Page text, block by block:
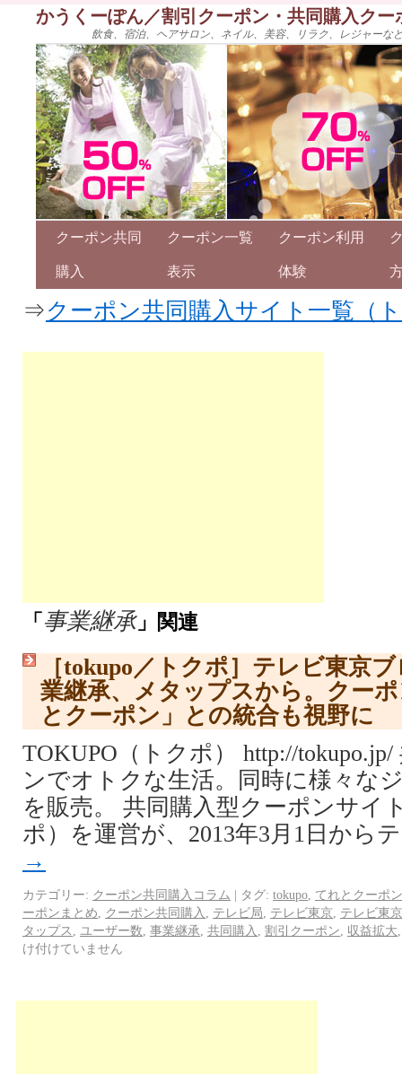
かうくーぽん／割引クーポン・共同購入ク
飲食、宿泊、ヘアサロン、ネイル、美容、リラク、レジャー
クーポン共同
購入
クーポン一覧
表示
クーポン利用
体験
⇒クーポン共同購入サイト一覧（
「 事業継承」関連
［tokupo／トクポ］テレビ東京
業継承、メタップスから。クー
とクーポン」との統合も視野に
TOKUPO（トクポ） http://
ンでオトクな生活。同時に様々な
を販売。 共同購入型クーポンサイ
ポ）を運営が、2013年3月1日から
→
カテゴリー: クーポン共同購入コラム | タグ: tokupo てれとクーポン
ーポンまとめ
クーポン共同購入 テレビ局 テレビ東京
テレビ東
タップス
ユーザー数 事業継承 共同購入 割引クーポン 収益拡大
け付けていません